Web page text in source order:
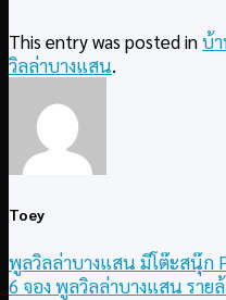
This entry was posted inบ้
วิลล่าบางแสน.
Toey
พูลวิลล่าบางแสน มีโต๊ะสนุ๊ก
6 จอง พูลวิลล่าบางแสน ราย